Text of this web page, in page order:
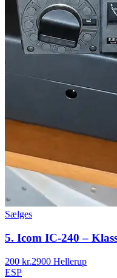
Sælges
5. Icom IC-240 –
200 kr.2900 Hellerup
ESP